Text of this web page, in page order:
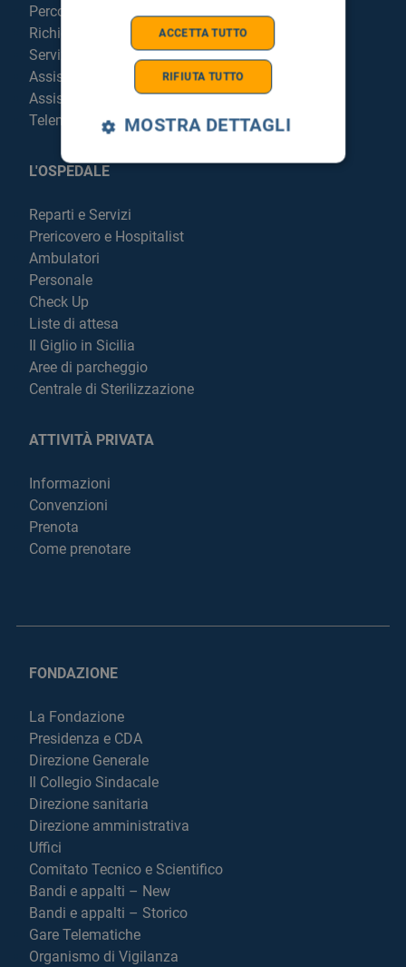
Percorso chirurgico live
Richiedi la cartella clinica
Servizi per degenti e visitatori
Assistenza Religiosa
Assistenza Stranieri
Telemedicina
L'OSPEDALE
Reparti e Servizi
Prericovero e Hospitalist
Ambulatori
Personale
Check Up
Liste di attesa
Il Giglio in Sicilia
Aree di parcheggio
Centrale di Sterilizzazione
ATTIVITÀ PRIVATA
Informazioni
Convenzioni
Prenota
Come prenotare
FONDAZIONE
La Fondazione
Presidenza e CDA
Direzione Generale
Il Collegio Sindacale
Direzione sanitaria
Direzione amministrativa
Uffici
Comitato Tecnico e Scientifico
Bandi e appalti – New
Bandi e appalti – Storico
Gare Telematiche
Organismo di Vigilanza
ACCETTA TUTTO
RIFIUTA TUTTO
MOSTRA DETTAGLI